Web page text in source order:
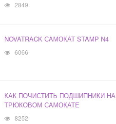
2849
NOVATRACK САМОКАТ STAMP N4
6066
КАК ПОЧИСТИТЬ ПОДШИПНИКИ НА
ТРЮКОВОМ САМОКАТЕ
8252